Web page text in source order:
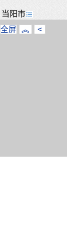
当阳市
全屏 ︽ <